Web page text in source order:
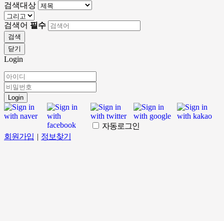
검색대상
검색어 필수
검색
닫기
Login
Login
자동로그인
회원가입 | 정보찾기